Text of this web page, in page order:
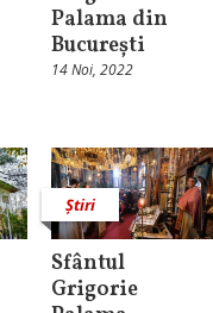
Palama din
București
14 Noi, 2022
Știri
Sfântul
Grigorie